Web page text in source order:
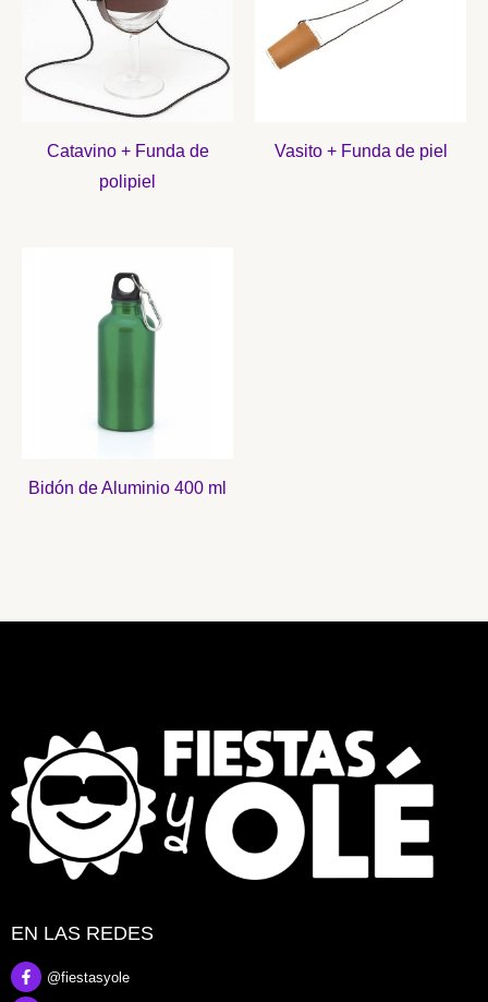
Catavino + Funda de
polipiel
Vasito + Funda de piel
Bidón de Aluminio 400 ml
EN LAS REDES
@fiestasyole